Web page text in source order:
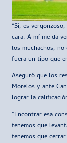
“Sí, es
cara. A mí me da
los muchachos, no
fuera un tipo que
Aseguró que los
Morelos y ante
lograr la
“Encontrar esa
tenemos que
tenemos que